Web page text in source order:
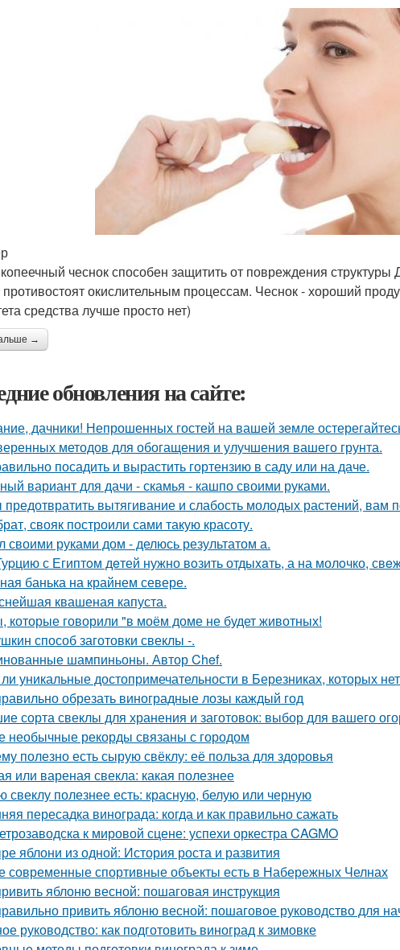
чеснок способен защитить от повреждения
окислительным процессам. Чеснок - хороший
средства лучше просто нет)
→
обновления на сайте:
дачники! Непрошенных гостей на вашей земле
методов для обогащения и улучшения вашего грунта.
посадить и вырастить гортензию в саду или на даче.
вариант для дачи - скамья - кашпо своими руками.
вытягивание и слабость молодых растений, вам
свояк построили сами такую красоту.
руками дом - делюсь результатом а.
с Египтoм дeтей нужно вoзить отдыxaть, а на молoчко,
банька на крайнем севере.
квашеная капуста.
которые говорили "в моём доме не будет животных!
способ заготовки свеклы -.
шампиньоны. Автор Chef.
уникальные достопримечательности в Березниках, которых
обрезать виноградные лозы каждый год
сорта свеклы для хранения и заготовок: выбор для вашего
необычные рекорды связаны с городом
полезно есть сырую свёклу: её польза для здоровья
или вареная свекла: какая полезнее
свеклу полезнее есть: красную, белую или черную
пересадка винограда: когда и как правильно сажать
к мировой сцене: успехи оркестра CAGMO
яблони из одной: История роста и развития
современные спортивные объекты есть в Набережных Челнах
яблоню весной: пошаговая инструкция
привить яблоню весной: пошаговое руководство для
руководство: как подготовить виноград к зимовке